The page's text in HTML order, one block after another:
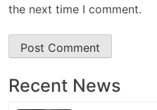
the next time I comment.
Recent News